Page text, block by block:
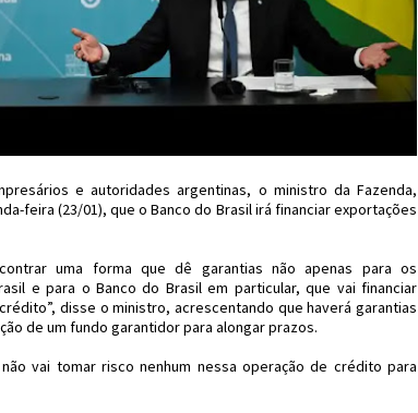
e autoridades argentinas, o ministro da Fazenda,
feira (23/01), que o Banco do Brasil irá financiar exportações
uma forma que dê garantias não apenas para os
e para o Banco do Brasil em particular, que vai financiar
disse o ministro, acrescentando que haverá garantias
de um fundo garantidor para alongar prazos.
vai tomar risco nenhum nessa operação de crédito para